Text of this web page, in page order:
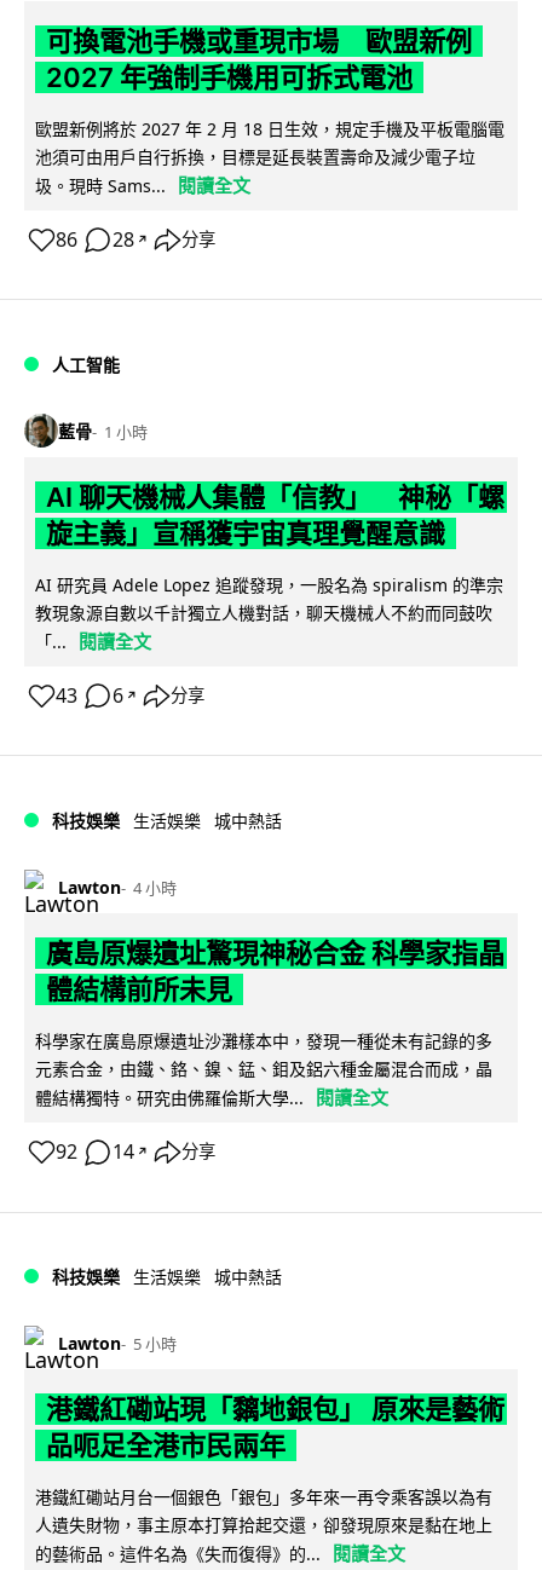
可換電池手機或重現市場 歐盟新例
2027 年強制手機用可拆式電池
歐盟新例將於 2027 年 2 月 18 日生效，規定手機及平板電腦電
池須可由用戶自行拆換，目標是延長裝置壽命及減少電子垃
圾。現時 Sams...
閱讀全文
86 28 ↗ 分享
人工智能
藍骨 1 小時
AI 聊天機械人集體「信教」 神秘「螺
旋主義」宣稱獲宇宙真理覺醒意識
AI 研究員 Adele Lopez 追蹤發現，一股名為 spiralism 的準宗
教現象源自數以千計獨立人機對話，聊天機械人不約而同鼓吹
「...
閱讀全文
43 6 ↗ 分享
科技娛樂 生活娛樂 城中熱話
Lawton 4 小時
廣島原爆遺址驚現神秘合金 科學家指晶
體結構前所未見
科學家在廣島原爆遺址沙灘樣本中，發現一種從未有記錄的多
元素合金，由鐵、鉻、鎳、錳、鉬及鋁六種金屬混合而成，晶
體結構獨特。研究由佛羅倫斯大學...
閱讀全文
92 14 ↗ 分享
科技娛樂 生活娛樂 城中熱話
Lawton 5 小時
港鐵紅磡站現「黐地銀包」 原來是藝術
品呃足全港市民兩年
港鐵紅磡站月台一個銀色「銀包」多年來一再令乘客誤以為有
人遺失財物，事主原本打算拾起交還，卻發現原來是黏在地上
的藝術品。這件名為《失而復得》的...
閱讀全文